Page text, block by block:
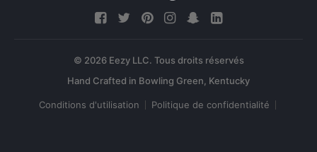
© 2026 Eezy LLC. Tous droits réservés
Conditions d'utilisation Politique de confidentialité